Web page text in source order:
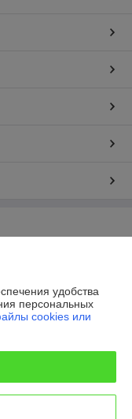
дом 6
удобства
персональных
cookies или